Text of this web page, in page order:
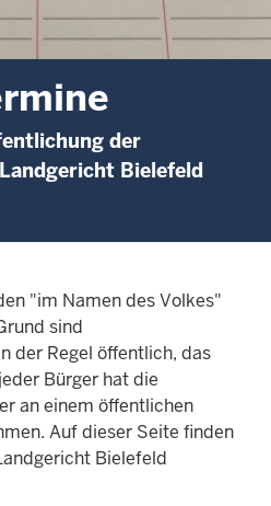
der
Bielefeld
"im Namen des Volkes"
sind
der Regel öffentlich, das
Bürger hat die
an einem öffentlichen
Auf dieser Seite finden
Bielefeld